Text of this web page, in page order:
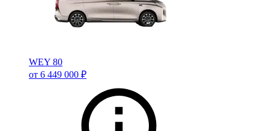
WEY 80
от 6 449 000 ₽